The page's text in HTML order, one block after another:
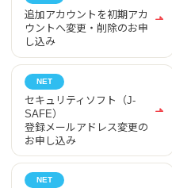
追加アカウントを初期アカ
ウントへ変更・削除のお申
し込み
セキュリティソフト（J-
SAFE）
登録メールアドレス変更の
お申し込み